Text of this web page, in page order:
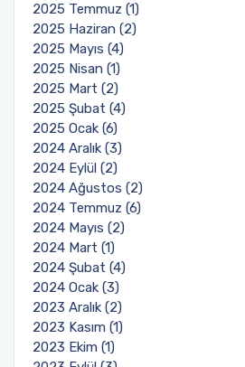
2025 Temmuz (1)
2025 Haziran (2)
2025 Mayıs (4)
2025 Nisan (1)
2025 Mart (2)
2025 Şubat (4)
2025 Ocak (6)
2024 Aralık (3)
2024 Eylül (2)
2024 Ağustos (2)
2024 Temmuz (6)
2024 Mayıs (2)
2024 Mart (1)
2024 Şubat (4)
2024 Ocak (3)
2023 Aralık (2)
2023 Kasım (1)
2023 Ekim (1)